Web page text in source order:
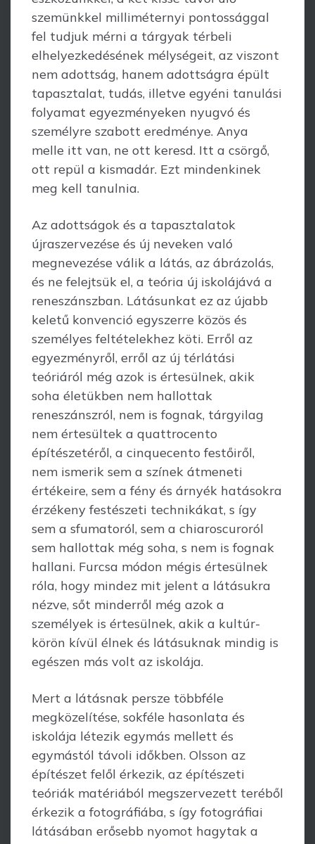
szemünkkel milliméternyi pontossággal
fel tudjuk mérni a tárgyak térbeli
elhelyezkedésének mélységeit, az viszont
nem adottság, hanem adottságra épült
tapasztalat, tudás, illetve egyéni tanulási
folyamat egyezményeken nyugvó és
személyre szabott ered­ménye. Anya
melle itt van, ne ott keresd. Itt a csörgő,
ott repül a kismadár. Ezt mindenkinek
meg kell tanulnia.
Az adottságok és a tapasztalatok
újraszervezése és új neveken való
megnevezése válik a látás, az ábrázolás,
és ne felejtsük el, a teória új iskolájává a
reneszánszban. Látásunkat ez az újabb
keletű konvenció egyszerre közös és
személyes feltételekhez köti. Erről az
egyezményről, erről az új térlátási
teóriáról még azok is értesülnek, akik
soha életükben nem hallottak
reneszánszról, nem is fognak, tárgyilag
nem értesültek a quattrocento
építészetéről, a cinquecento festőiről,
nem ismerik sem a színek átmeneti
értékeire, sem a fény és árnyék hatásokra
érzékeny festészeti techni­kákat, s így
sem a sfumatoról, sem a chiaroscuroról
sem hallottak még soha, s nem is fognak
hallani. Furcsa módon mégis értesülnek
róla, hogy mindez mit jelent a látásukra
nézve, sőt minderről még azok a
személyek is értesülnek, akik a kultúr­
körön kívül élnek és látásuknak mindig is
egészen más volt az iskolája.
Mert a látásnak persze többféle
megközelítése, sokféle hasonlata és
iskolája létezik egymás mellett és
egymástól távoli időkben. Olsson az
építészet felől érkezik, az építészeti
teóriák matériából megszervezett teréből
érkezik a fotográfiába, s így fotográfiai
látásában erősebb nyomot hagytak a